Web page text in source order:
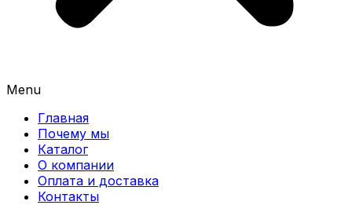
Menu
Главная
Почему мы
Каталог
О компании
Оплата и доставка
Контакты